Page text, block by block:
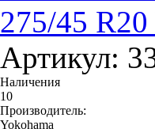
275/45
Артикул:
Наличения
10
Производитель:
Yokohama